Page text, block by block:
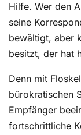
Hilfe. Wer den
seine
bewältigt, aber
besitzt, der hat
Denn mit
bürokratischen
Empfänger
fortschrittliche